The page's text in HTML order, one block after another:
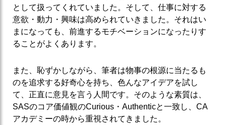
として扱ってくれていました。そして、仕事に対する
意欲・動力・興味は高められていきました。それはい
まになっても、前進するモチベーションになったりす
ることがよくあります。
また、恥ずかしながら、筆者は物事の根源に当たるも
のを追求する好奇心を持ち、色んなアイデアを試し
て、正直に意見を言う人間です。そのような素質は、
SASのコア価値観のCurious・Authenticと一致し、CA
アカデミーの時から重視されてきました。